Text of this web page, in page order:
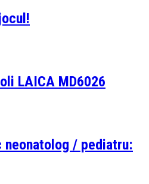
LAICA MD6026
neonatolog / pediatru: